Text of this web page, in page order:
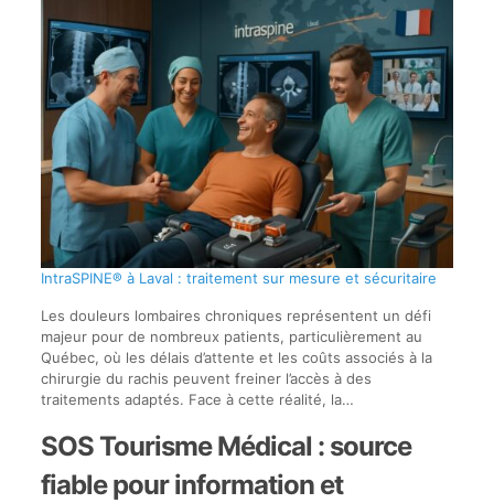
IntraSPINE® à Laval : traitement sur mesure et sécuritaire
Les douleurs lombaires chroniques représentent un défi
majeur pour de nombreux patients, particulièrement au
Québec, où les délais d’attente et les coûts associés à la
chirurgie du rachis peuvent freiner l’accès à des
traitements adaptés. Face à cette réalité, la…
SOS Tourisme Médical : source
fiable pour information et